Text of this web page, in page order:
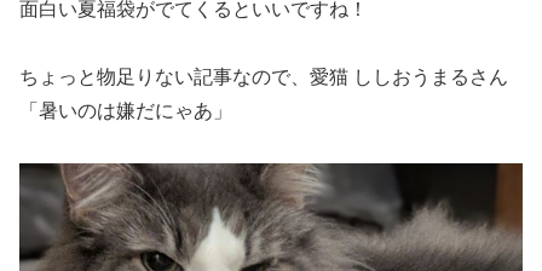
面白い夏福袋がでてくるといいですね！
ちょっと物足りない記事なので、愛猫 ししおうまるさん
「暑いのは嫌だにゃあ」